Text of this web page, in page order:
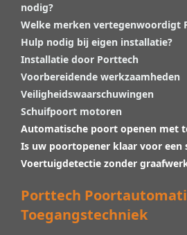
nodig?
Welke merken vertegenwoordigt
Hulp nodig bij eigen installatie?
Installatie door Porttech
Voorbereidende werkzaamheden
Veiligheidswaarschuwingen
Schuifpoort motoren
Automatische poort openen met
Is uw poortopener klaar voor een
Voertuigdetectie zonder
Porttech
Toegangstechniek